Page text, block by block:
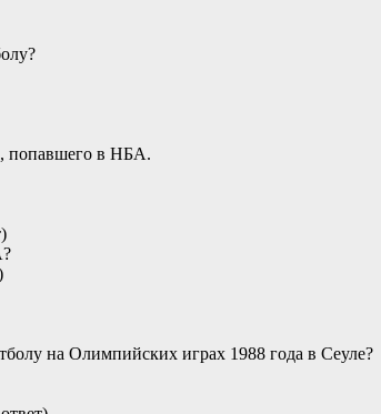
попавшего в НБА.
на Олимпийских играх 1988 года в Сеуле?